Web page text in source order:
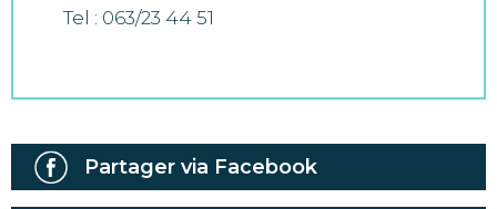
Tel : 063/23 44 51
Partager via Facebook